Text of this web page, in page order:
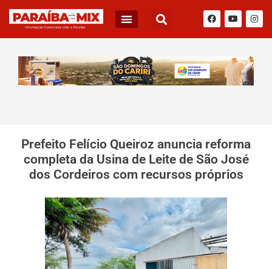
Prefeito Felício Queiroz anuncia reforma
completa da Usina de Leite de São José
dos Cordeiros com recursos próprios